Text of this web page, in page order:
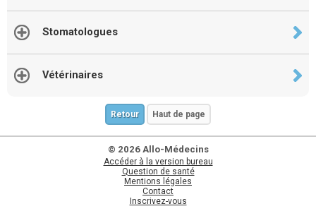
Stomatologues
Vétérinaires
Retour Haut de page
© 2026 Allo-Médecins
Accéder à la version bureau
Question de santé
Mentions légales
Contact
Inscrivez-vous